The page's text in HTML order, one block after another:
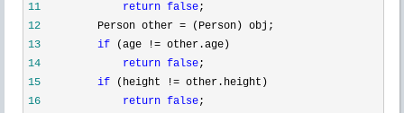
11
return false
12
         Person other =
13
if (age !=
14
return false
15
if (height !=
16
return false